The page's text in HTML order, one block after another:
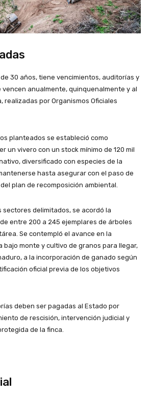
30 años, tiene vencimientos, auditorías y
anualmente, quinquenalmente y al
realizadas por Organismos Oficiales
planteados se estableció como
un vivero con un stock mínimo de 120 mil
diversificado con especies de la
hasta asegurar con el paso de
plan de recomposición ambiental.
sectores delimitados, se acordó la
entre 200 a 245 ejemplares de árboles
Se contempló el avance en la
bajo monte y cultivo de granos para llegar,
a la incorporación de ganado según
oficial previa de los objetivos
deben ser pagadas al Estado por
de rescisión, intervención judicial y
de la finca.